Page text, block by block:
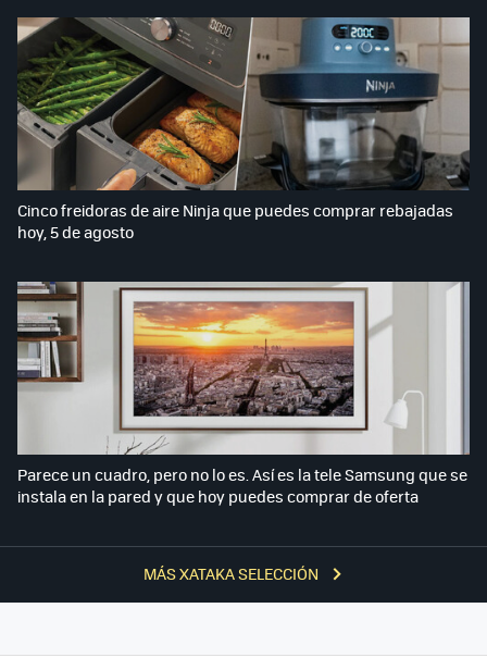
MÁS XATAKA SELECCIÓN
Cinco freidoras de aire Ninja que puedes comprar rebajadas
hoy, 5 de agosto
Parece un cuadro, pero no lo es. Así es la tele Samsung que se
instala en la pared y que hoy puedes comprar de oferta